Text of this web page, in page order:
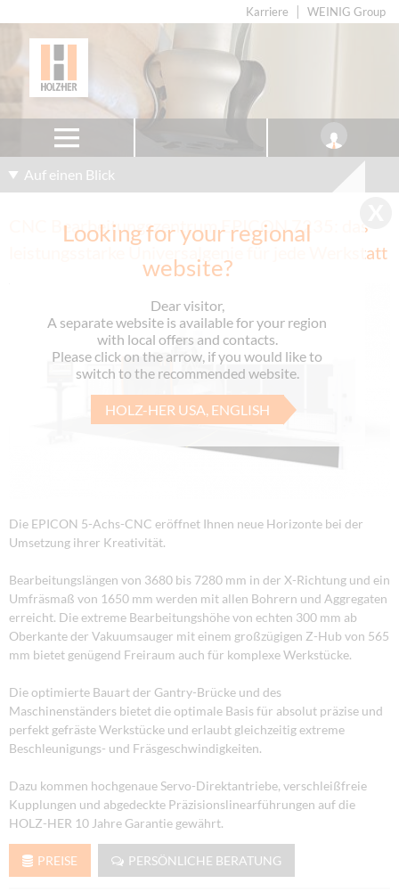
Karriere WEINIG Group
Looking for your regional
website?
Dear visitor,
A separate website is available for your region
with local offers and contacts.
Please click on the arrow, if you would like to
switch to the recommended website.
HOLZ-HER USA, ENGLISH
Auf einen Blick
CNC Bearbeitungszentrum EPICON 7235: das
leistungsstarke Universalgenie für jede Werkstatt
Die EPICON 5-Achs-CNC eröffnet Ihnen neue Horizonte bei der
Umsetzung ihrer Kreativität.
Bearbeitungslängen von 3680 bis 7280 mm in der X-Richtung und ein
Umfräsmaß von 1650 mm werden mit allen Bohrern und Aggregaten
erreicht. Die extreme Bearbeitungshöhe von echten 300 mm ab
Oberkante der Vakuumsauger mit einem großzügigen Z-Hub von 565
mm bietet genügend Freiraum auch für komplexe Werkstücke.
Die optimierte Bauart der Gantry-Brücke und des
Maschinenständers bietet die optimale Basis für absolut präzise und
perfekt gefräste Werkstücke und erlaubt gleichzeitig extreme
Beschleunigungs- und Fräsgeschwindigkeiten.
Dazu kommen hochgenaue Servo-Direktantriebe, verschleißfreie
Kupplungen und abgedeckte Präzisionslinearführungen auf die
HOLZ-HER 10 Jahre Garantie gewährt.
PREISE PERSÖNLICHE BERATUNG